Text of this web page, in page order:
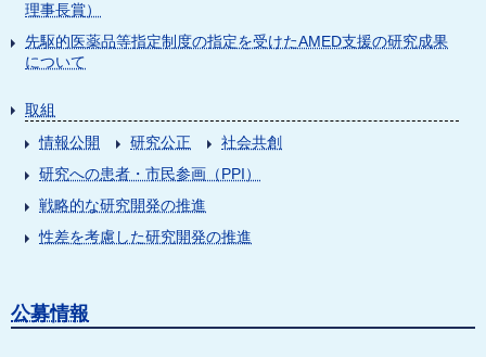
理事長賞）
先駆的医薬品等指定制度の指定を受けたAMED支援の研究成果
について
取組
情報公開
研究公正
社会共創
研究への患者・市民参画（PPI）
戦略的な研究開発の推進
性差を考慮した研究開発の推進
公募情報